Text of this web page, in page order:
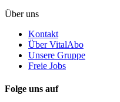
Über uns
Kontakt
Über VitalAbo
Unsere Gruppe
Freie Jobs
Folge uns auf